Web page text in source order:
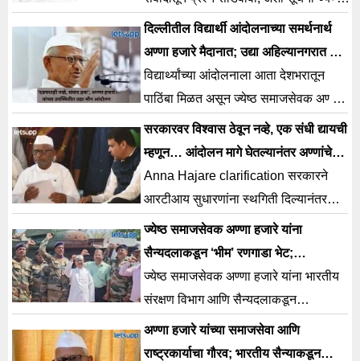
समाजसेवक अण्णा हजारे यांनी पंतप्रधानांना
पत्र लिहून केलीयं.
दिल्लीतील विद्यार्थी आंदोलनाच्या समर्थनार्थ
अण्णा हजारे मैदानात; उद्या अहिल्यानगरात मौन
आणि धरणे आंदोलन
विद्यार्थ्यांच्या आंदोलनाला आता देशभरातून
पाठिंबा मिळत असून ज्येष्ठ समाजसेवक अण्णा
हजारे यांनी देखील या विषयावर भूमिका घेतली
आहे.
सरकारवर विश्वास ठेवून नव्हे, एक संधी द्यायची
म्हणून… आंदोलन मागे घेतल्यानंतर अण्णांचे
स्पष्टीकरण
Anna Hajare clarification सरकारने
आरटीआय सुधारणांना स्थगिती दिल्यानंतर
अण्णा हजारेंनी उपोषण स्थगितीची घोषणेवर
स्पष्टीकरण दिले.
ज्येष्ठ समाजसेवक अण्णा हजारे यांना
सैन्यदलाकडून ‘भीम’ रणगाडा भेट;
राळेगणसिद्धीत दाखल होताच अण्णा भावुक
ज्येष्ठ समाजसेवक अण्णा हजारे यांना भारतीय
संरक्षण विभाग आणि सैन्यदलाकडून
टी-55अर्थात ‘भीम’ रणगाडा भेट देण्यात आला.
अण्णा हजारे यांच्या समाजसेवा आणि
राष्ट्रकार्याचा गौरव; भारतीय सैन्याकडून